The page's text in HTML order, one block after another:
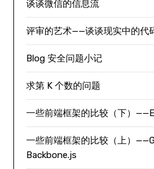
谈谈微信的信息流
评审的艺术——谈谈现实中的代
Blog 安全问题小记
求第 K 个数的问题
一些前端框架的比较（下）
一些前端框架的比较（上）
Backbone.js